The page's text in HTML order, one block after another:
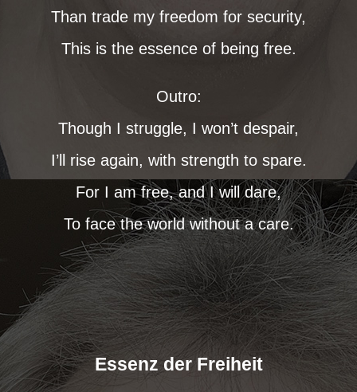
Than trade my freedom for security,
This is the essence of being free.
Outro:
Though I struggle, I won’t despair,
I’ll rise again, with strength to spare.
For I am free, and I will dare,
To face the world without a care.
Essenz der Freiheit